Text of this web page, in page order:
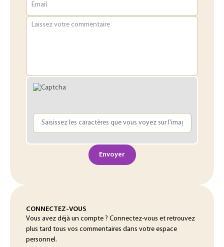
Email
Laissez votre commentaire
Envoyer
CONNECTEZ-VOUS
Vous avez déjà un compte ? Connectez-vous et retrouvez
plus tard tous vos commentaires dans votre espace
personnel.